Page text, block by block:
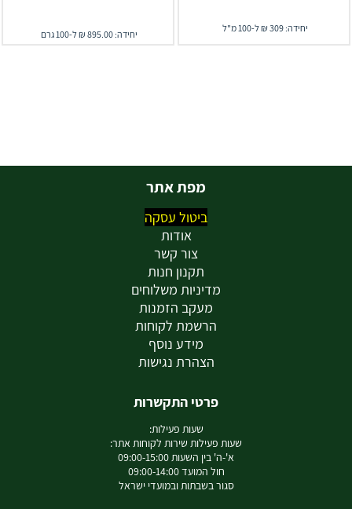
יחידה: 309 ₪ ל-100 מ"ל
יחידה: 895.00 ₪ ל-100 גרם
מפת אתר
ביטול עסקה
אודות
צור קשר
תקנון חנות
מדיניות משלוחים
מעקב הזמנות
הרשמת לקוחות
מידע נוסף
הצהרת נגישות
פרטי התקשרות
שעות פעילות:
שעות פעילות שירות לקוחות אתר:
א'-ה' בין השעות 09:00-15:00
חול המועד 09:00-14:00
סגור בשבתות ובמועדי ישראל